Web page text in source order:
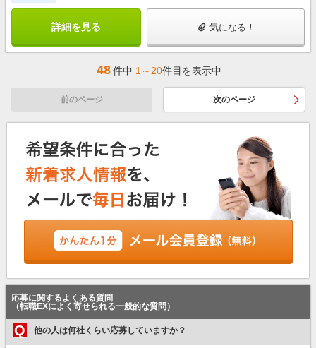
詳細を見る 気になる！
48件中 1～20件目を表示中
前のページ 次のページ
応募に関するよくある質問
（転職EXによく寄せられる一般的な質問）
Q 他の人は何社くらい応募していますか？